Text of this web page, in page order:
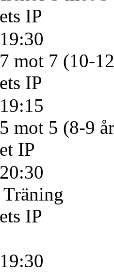
IP
mot 7 (10-
IP
mot 5 (8-9
IP
Träning
IP